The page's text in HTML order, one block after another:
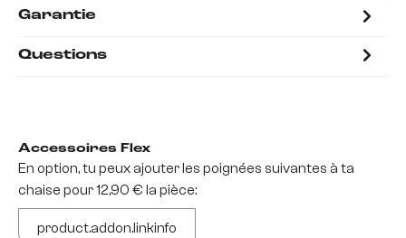
Garantie
Questions
Accessoires Flex
En option, tu peux ajouter les poignées suivantes à ta
chaise pour 12,90 € la pièce:
product.addon.linkinfo